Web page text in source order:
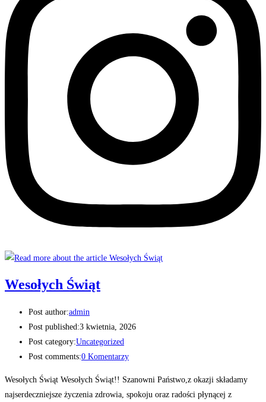
Wesołych Świąt
Post author:admin
Post published:3 kwietnia, 2026
Post category:Uncategorized
Post comments:0 Komentarzy
Wesołych Świąt Wesołych Świąt!! Szanowni Państwo,z okazji składamy
najserdeczniejsze życzenia zdrowia, spokoju oraz radości płynącej z